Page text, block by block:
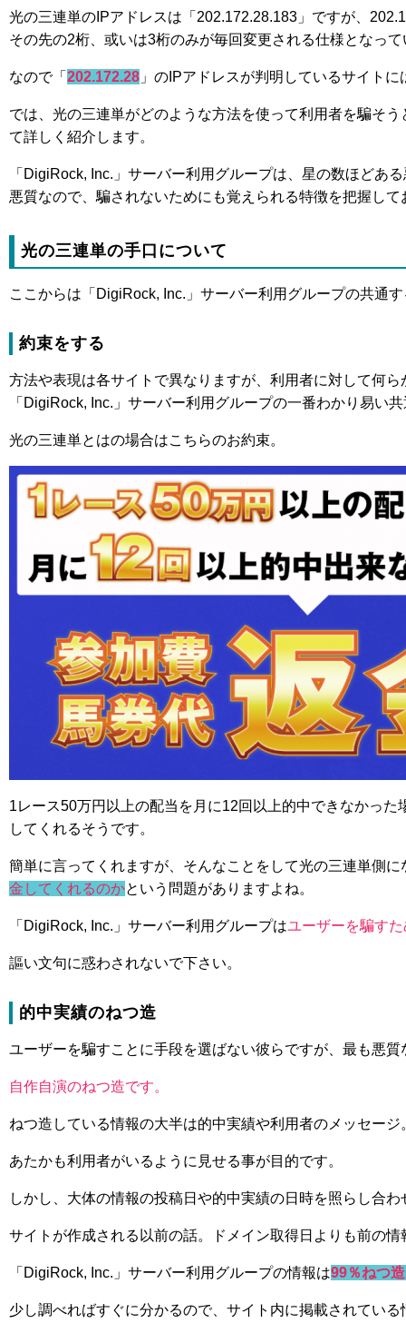
光の三連単のIPアドレスは「202.172.28.183」ですが、
その先の2桁、或いは3桁のみが毎回変更される仕様となっ
なので「 202.172.28 」のIPアドレスが判明しているサイト
では、光の三連単がどのような方法を使って利用者を騙そ
て詳しく紹介します。
「DigiRock, Inc.」サーバー利用グループは、星の数ほどあ
悪質なので、騙されないためにも覚えられる特徴を把握し
光の三連単の手口について
ここからは「DigiRock, Inc.」サーバー利用グループの共通
約束をする
方法や表現は各サイトで異なりますが、利用者に対して何
「DigiRock, Inc.」サーバー利用グループの一番わかり易い
光の三連単とはの場合はこちらのお約束。
1レース50万円以上の配当を月に12回以上的中できなかっ
してくれるそうです。
簡単に言ってくれますが、そんなことをして光の三連単側
金してくれるのかという問題がありますよね。
「DigiRock, Inc.」サーバー利用グループはユーザーを騙す
謳い文句に惑わされないで下さい。
的中実績のねつ造
ユーザーを騙すことに手段を選ばない彼らですが、最も悪
自作自演のねつ造です。
ねつ造している情報の大半は的中実績や利用者のメッセージ
あたかも利用者がいるように見せる事が目的です。
しかし、大体の情報の投稿日や的中実績の日時を照らし合わ
サイトが作成される以前の話。ドメイン取得日よりも前の情
「DigiRock, Inc.」サーバー利用グループの情報は99％ねつ
少し調べればすぐに分かるので、サイト内に掲載されてい